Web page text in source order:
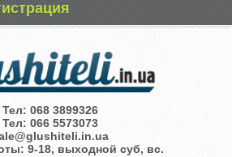
Тел: 068 3899326
Тел: 066 5573073
9-18, выходной суб, вс.